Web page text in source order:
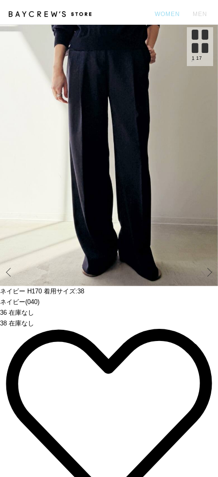
WOMEN MEN
ネイビー H170 着用サイズ:38
ネイビー(040)
36 在庫なし
38 在庫なし
Prev
1 17